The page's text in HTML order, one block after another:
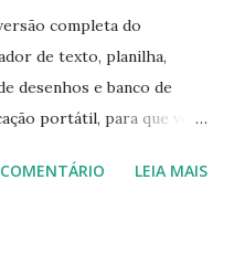
completa do
de texto, planilha,
desenhos e banco de
portátil, para que você
Novas funcionalidades
LEIA MAIS